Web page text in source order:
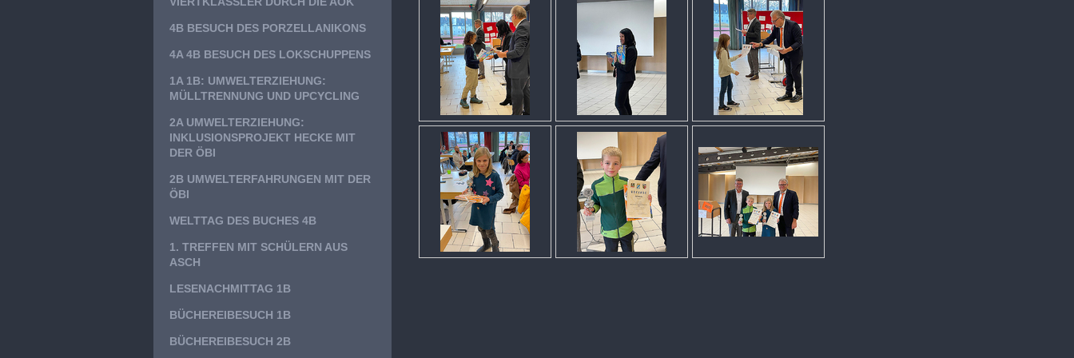
4B BESUCH DES PORZELLANIKONS
4A 4B BESUCH DES LOKSCHUPPENS
1A 1B: UMWELTERZIEHUNG:
MÜLLTRENNUNG UND UPCYCLING
2A UMWELTERZIEHUNG:
INKLUSIONSPROJEKT HECKE MIT
DER ÖBI
2B UMWELTERFAHRUNGEN MIT DER
ÖBI
WELTTAG DES BUCHES 4B
1. TREFFEN MIT SCHÜLERN AUS
ASCH
LESENACHMITTAG 1B
BÜCHEREIBESUCH 1B
BÜCHEREIBESUCH 2B